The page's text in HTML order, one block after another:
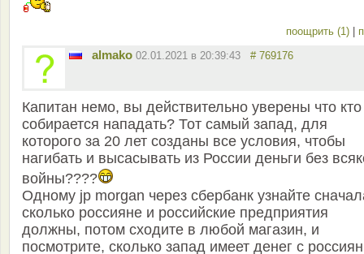
поощрить (1)
almako 02.01.2021 в 20:39:43 # 769176
Капитан немо, вы действительно уверены что кто
собирается нападать? Тот самый запад, для
которого за 20 лет созданы все условия, чтобы
нагибать и высасывать из России деньги без
войны????
Одному jp morgan через сбербанк узнайте
сколько россияне и российские предприятия
должны, потом сходите в любой магазин, и
посмотрите, сколько запад имеет денег с